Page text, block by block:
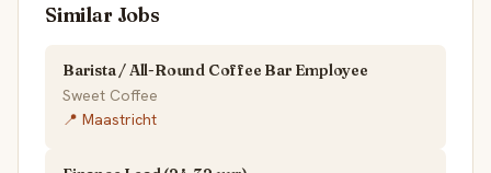
Similar Jobs
Barista / All-Round Coffee Bar Employee
Sweet Coffee
📍 Maastricht